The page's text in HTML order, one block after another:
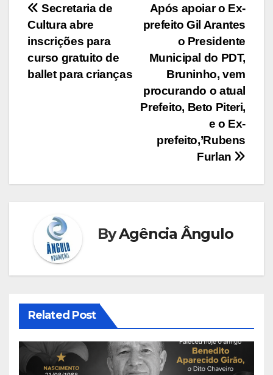
Navegação
de
Post
Após apoiar o Ex-
prefeito Gil Arantes
o Presidente
Municipal do PDT,
Bruninho, vem
procurando o atual
Prefeito, Beto Piteri,
e o Ex-
prefeito,’Rubens
Furlan
Secretaria de
Cultura abre
inscrições para
curso gratuito de
ballet para crianças
ByAgência Ângulo
Related Post